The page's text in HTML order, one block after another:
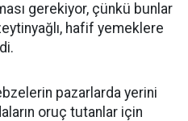
gerekiyor, çünkü bunlar
hafif yemeklere
pazarlarda yerini
oruç tutanlar için